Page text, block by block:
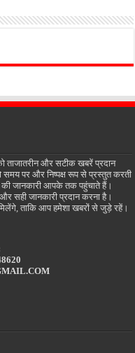
ताजातरीन और सटीक खबरें प्रदान
समय पर और निष्पक्ष रूप से प्रस्तुत करती
की जानकारी आपके तक पहुंचाते हैं।
सही जानकारी प्रदान करना है।
ताकि आप हमेशा खबरों से जुड़े रहें।